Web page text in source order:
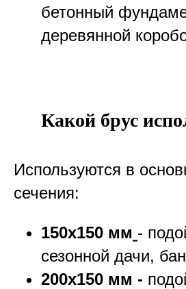
бетонный
деревянной
Какой брус
Используются в
сечения:
150х150 мм -
сезонной дачи,
200х150 мм -